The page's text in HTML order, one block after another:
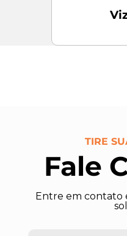
TIRE
Fale
Entre em contato